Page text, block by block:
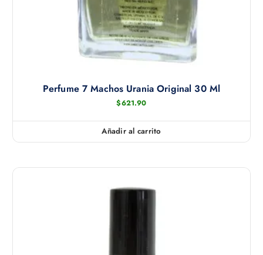
n
e
m
ú
l
i
p
e
s
a
r
Perfume 7 Machos Urania Original 30 Ml
$621.90
Añadir al carrito